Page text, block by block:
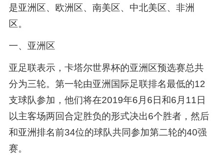
是亚洲区、欧洲区、南美区、中北美区、非洲
区。
一、亚洲区
亚足联表示，卡塔尔世界杯的亚洲区预选赛总共
分为三轮。第一轮由亚洲国际足联排名最低的12
支球队参加，他们将在2019年6月6日和6月11日
以主客场两回合定胜负的形式决出6个胜者，然后
和亚洲排名前34位的球队共同参加第二轮的40强
赛。